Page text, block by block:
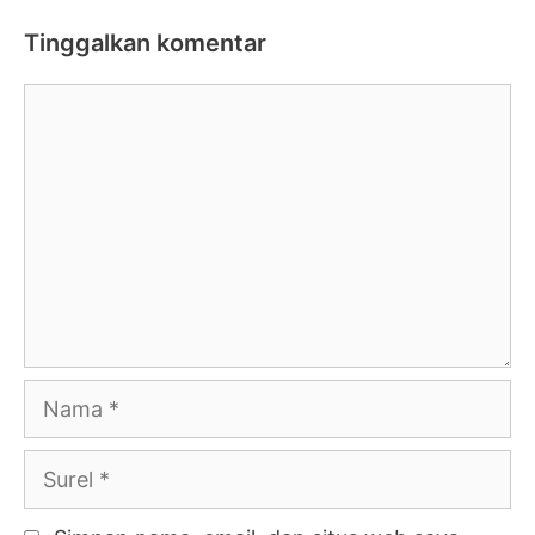
Tinggalkan komentar
Nama
Surel